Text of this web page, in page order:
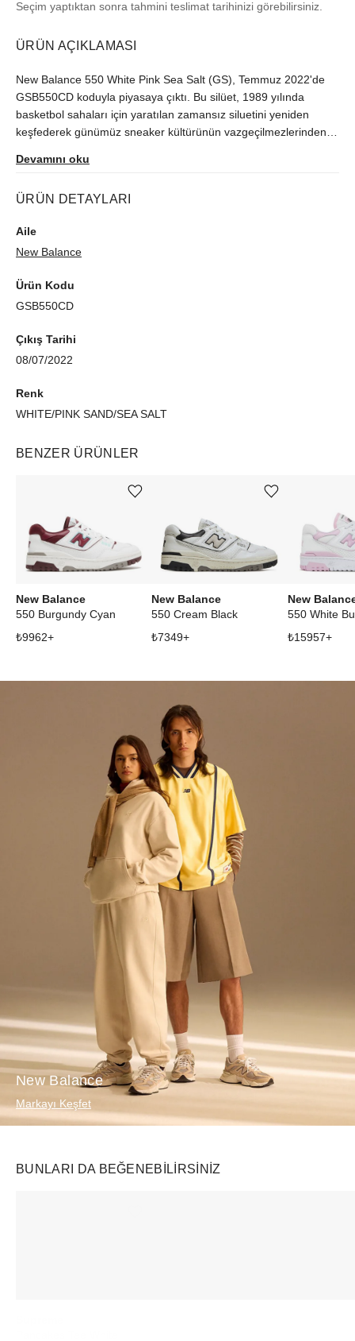
Seçim yaptıktan sonra tahmini teslimat tarihinizi görebilirsiniz.
ÜRÜN AÇIKLAMASI
New Balance 550 White Pink Sea Salt (GS), Temmuz 2022'de
GSB550CD koduyla piyasaya çıktı. Bu silüet, 1989 yılında
basketbol sahaları için yaratılan zamansız siluetini yeniden
keşfederek günümüz sneaker kültürünün vazgeçilmezlerinden
bulabilirsiniz.
Devamını oku
ÜRÜN DETAYLARI
Aile
New Balance
Ürün Kodu
GSB550CD
Çıkış Tarihi
08/07/2022
Renk
WHITE/PINK SAND/SEA SALT
BENZER ÜRÜNLER
New Balance
550 Burgundy Cyan
₺9962+
Ürünü istek listesine ekle veya listeden çıkar
New Balance
550 Cream Black
₺7349+
Ürünü istek listesine ekle veya listeden çıkar
New
₺15957+
New Balance
Markayı Keşfet
BUNLARI DA BEĞENEBILIRSINIZ